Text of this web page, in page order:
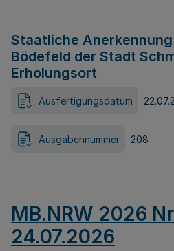
Staatliche
Bödefeld der Stadt
Erholungsort
Ausfertigungsdatum
Ausgabennummer 208
MB.NRW 2026
24.07.2026